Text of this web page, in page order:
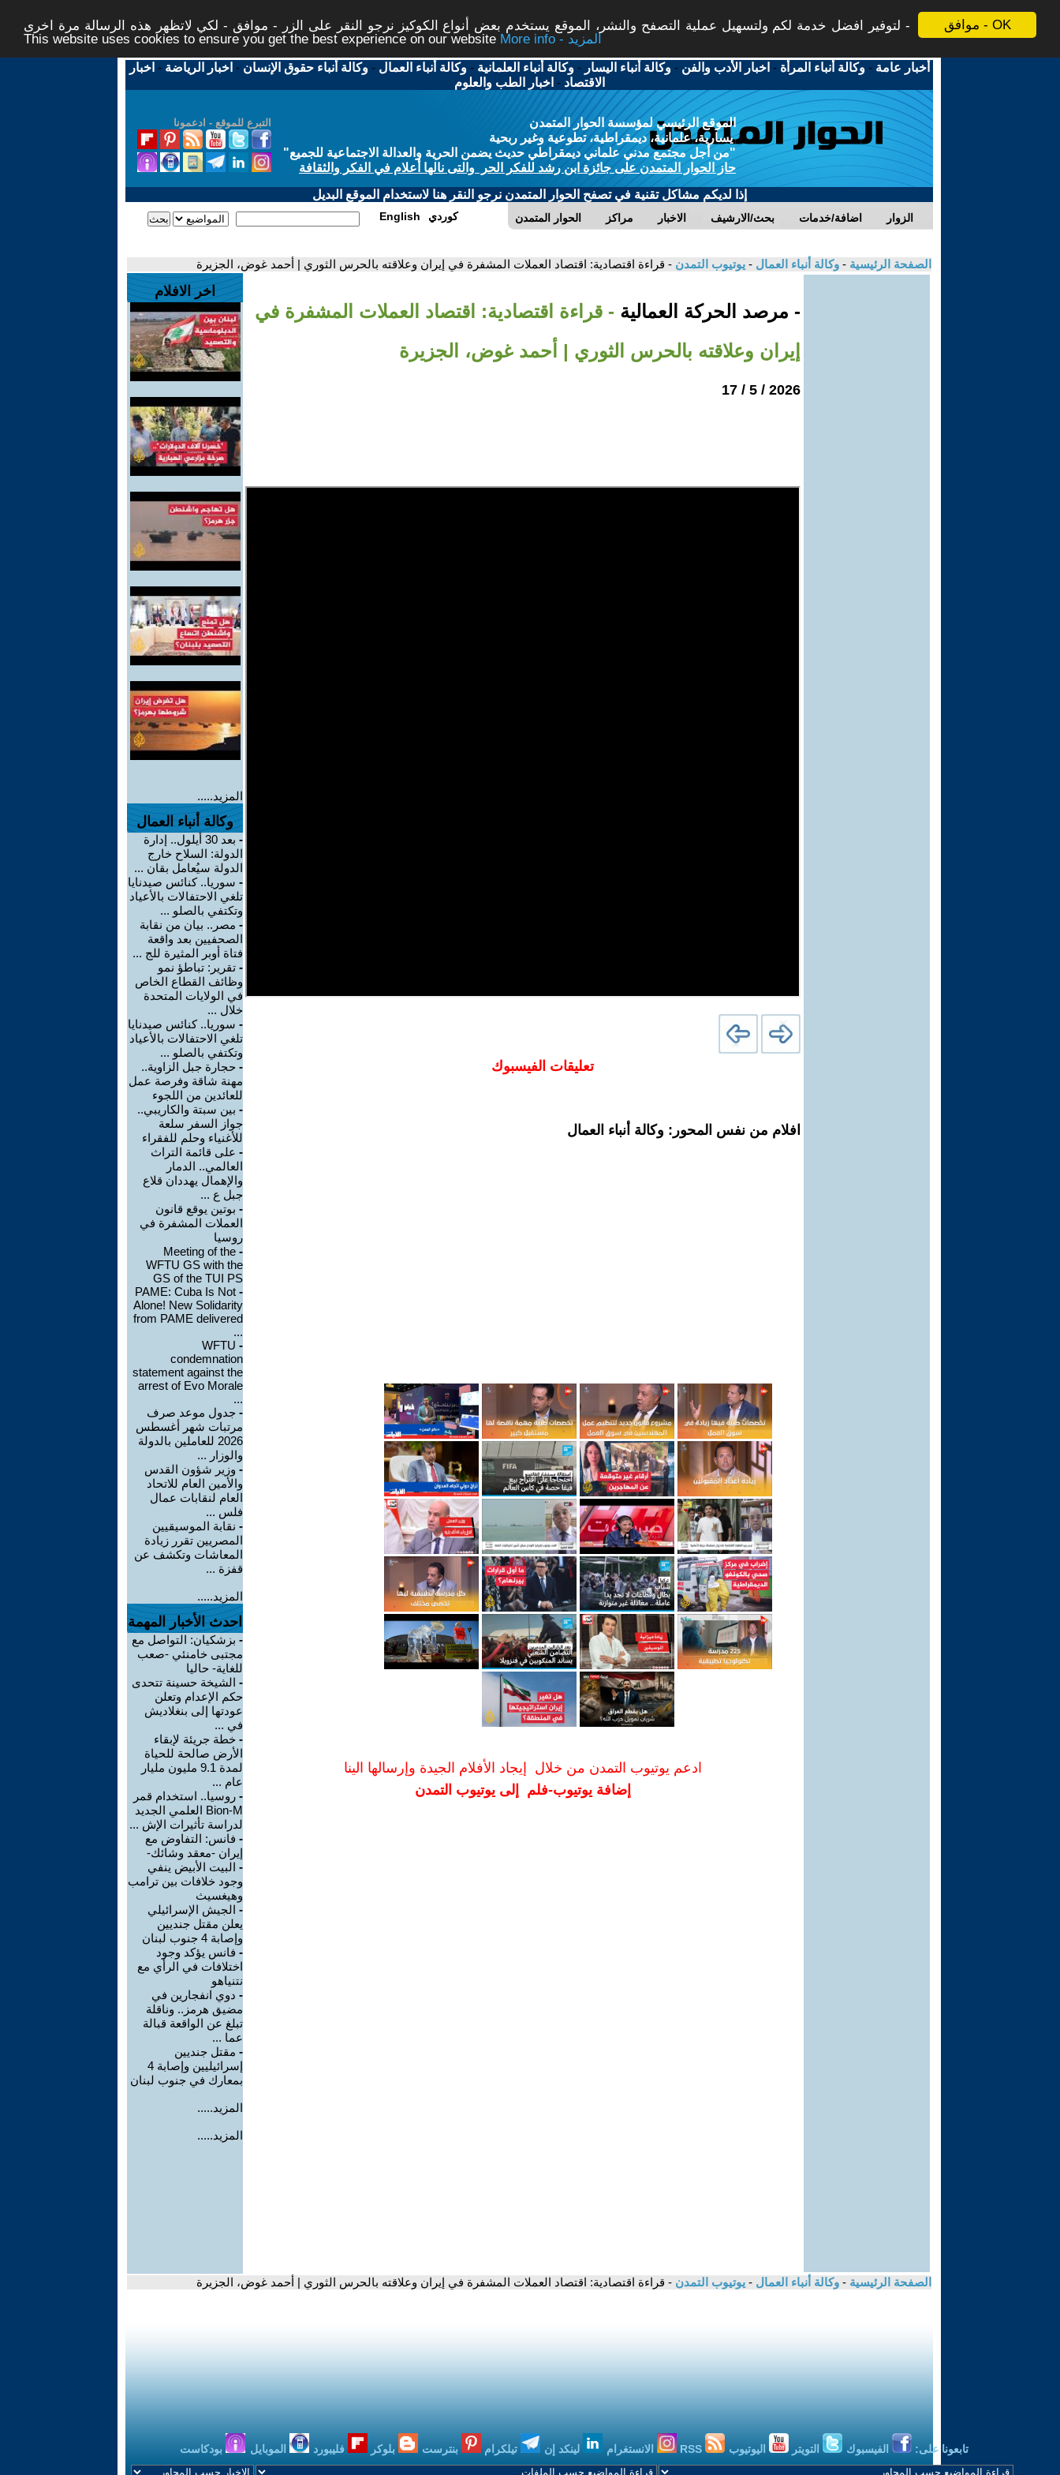
موافق - OK
لتوفير افضل خدمة لكم ولتسهيل عملية التصفح والنشر، الموقع يستخدم بعض أنواع الكوكيز نرجو النقر على الزر - موافق - لكي لاتظهر هذه الرسالة مرة اخرى -
This website uses cookies to ensure you get the best experience on our website
More info - المزيد
أخبار عامة -وكالة أنباء المرأة - اخبار الأدب والفن -وكالة أنباء اليسار -وكالة أنباء العلمانية -وكالة أنباء العمال -وكالة أنباء حقوق الإنسان - اخبار الرياضة - اخبار
الاقتصاد - اخبار الطب والعلوم
التبرع للموقع - ادعمونا
الموقع الرئيسي لمؤسسة الحوار المتمدن
يسارية، علمانية، ديمقراطية، تطوعية وغير ربحية
"من أجل مجتمع مدني علماني ديمقراطي حديث يضمن الحرية والعدالة الاجتماعية للجميع"
حاز الحوار المتمدن على جائزة ابن رشد للفكر الحر والتى نالها أعلام في الفكر والثقافة
إذا لديكم مشاكل تقنية في تصفح الحوار المتمدن نرجو النقر هنا لاستخدام الموقع البديل
الحوار المتمدن مراكز الاخبار بحث/الارشيف اضافة/خدمات الزوار English كوردي
الصفحة الرئيسية - وكالة أنباء العمال - يوتيوب التمدن - قراءة اقتصادية: اقتصاد العملات المشفرة في إيران وعلاقته بالحرس الثوري | أحمد غوض، الجزيرة
- مرصد الحركة العمالية - قراءة اقتصادية: اقتصاد العملات المشفرة في
إيران وعلاقته بالحرس الثوري | أحمد غوض، الجزيرة
2026 / 5 / 17
تعليقات الفيسبوك
افلام من نفس المحور: وكالة أنباء العمال
ادعم يوتيوب التمدن من خلال إيجاد الأفلام الجيدة وإرسالها الينا
إضافة يوتيوب-فلم إلى يوتيوب التمدن
اخر الافلام
المزيد.....
وكالة أنباء العمال
-
بعد 30 أيلول.. إدارة
الدولة: السلاح خارج
الدولة سيُعامل بقان ...
- سوريا.. كنائس صيدنايا
تلغي الاحتفالات بالأعياد
وتكتفي بالصلو ...
- مصر.. بيان من نقابة
الصحفيين بعد واقعة
فتاة أوبر المثيرة للج ...
- تقرير: تباطؤ نمو
وظائف القطاع الخاص
في الولايات المتحدة
خلال ...
- سوريا.. كنائس صيدنايا
تلغي الاحتفالات بالأعياد
وتكتفي بالصلو ...
- حجارة جبل الزاوية..
مهنة شاقة وفرصة عمل
للعائدين من اللجوء
- بين سبتة والكاريبي..
جواز السفر سلعة
للأغنياء وحلم للفقراء
- على قائمة التراث
العالمي.. الدمار
والإهمال يهددان قلاع
جبل ع ...
- بوتين يوقع قانون
العملات المشفرة في
روسيا
-
Meeting of the
WFTU GS with the
GS of the TUI PS
-
PAME: Cuba Is Not
Alone! New Solidarity
from PAME delivered
...
-
WFTU
condemnation
statement against the
arrest of Evo Morale
...
- جدول موعد صرف
مرتبات شهر أغسطس
2026 للعاملين بالدولة
والوزار ...
- وزير شؤون القدس
والأمين العام للاتحاد
العام لنقابات عمال
فلس ...
- نقابة الموسيقيين
المصريين تقرر زيادة
المعاشات وتكشف عن
قفزة ...
المزيد.....
احدث الأخبار المهمة
- بزشكيان: التواصل مع
مجتبى خامنئي -صعب
للغاية- حاليا
- الشيخة حسينة تتحدى
حكم الإعدام وتعلن
عودتها إلى بنغلاديش
في ...
- خطة جريئة لإبقاء
الأرض صالحة للحياة
لمدة 9.1 مليون مليار
عام ...
- روسيا.. استخدام قمر
Bion-M العلمي الجديد
لدراسة تأثيرات الإش ...
- فانس: التفاوض مع
إيران -معقد وشائك-
- البيت الأبيض ينفي
وجود خلافات بين ترامب
وهيغسيث
- الجيش الإسرائيلي
يعلن مقتل جنديين
وإصابة 4 جنوب لبنان
- فانس يؤكد وجود
اختلافات في الرأي مع
نتنياهو
- دوي انفجارين في
مضيق هرمز.. وناقلة
تبلغ عن الواقعة قبالة
عما ...
- مقتل جنديين
إسرائيليين وإصابة 4
بمعارك في جنوب لبنان
المزيد.....
المزيد.....
الصفحة الرئيسية - وكالة أنباء العمال - يوتيوب التمدن - قراءة اقتصادية: اقتصاد العملات المشفرة في إيران وعلاقته بالحرس الثوري | أحمد غوض، الجزيرة
تابعونا على: الفيسبوك التويتر اليوتيوب الانستغرام لينكد إن تيلكرام بنترست بلوكر فليبورد الموبايل بودكاست